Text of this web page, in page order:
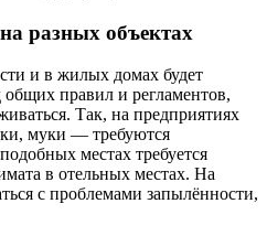
разных объектах
и в жилых домах будет
общих правил и регламентов,
Так, на предприятиях
муки — требуются
местах требуется
в отельных местах. На
с проблемами запылённости,